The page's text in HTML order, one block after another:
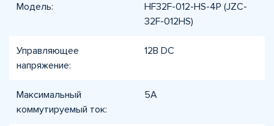
Модель:
HF32F-012-HS-4P (JZC-
32F-012HS)
Управляющее
напряжение:
12В DC
Максимальный
коммутируемый ток:
5А